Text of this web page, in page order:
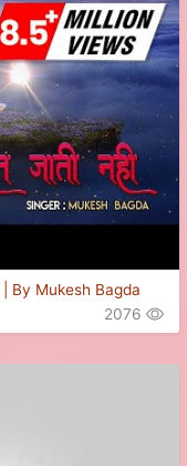
| By Mukesh Bagda
2076